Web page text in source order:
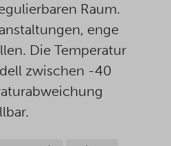
Raum.
enge
Die Temperatur
zwischen -40